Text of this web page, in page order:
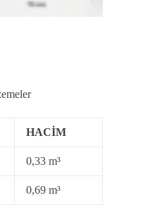
HACİM
0,33 m³
0,69 m³